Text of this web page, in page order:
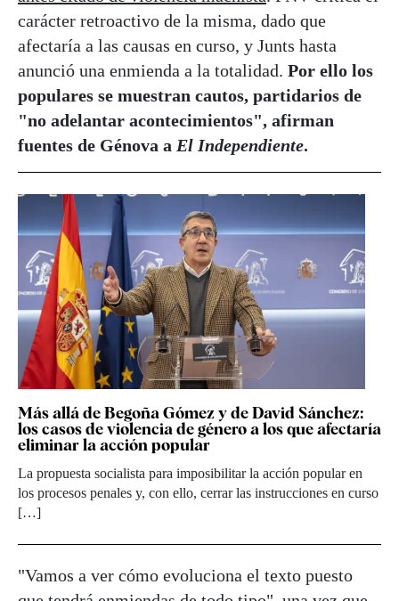
carácter retroactivo de la misma, dado que
afectaría a las causas en curso, y Junts hasta
anunció una enmienda a la totalidad. Por ello los
populares se muestran cautos, partidarios de
"no adelantar acontecimientos", afirman
fuentes de Génova a El Independiente.
Más allá de Begoña Gómez y de David Sánchez:
los casos de violencia de género a los que afectaría
eliminar la acción popular
La propuesta socialista para imposibilitar la acción popular en
los procesos penales y, con ello, cerrar las instrucciones en curso
[…]
"Vamos a ver cómo evoluciona el texto puesto